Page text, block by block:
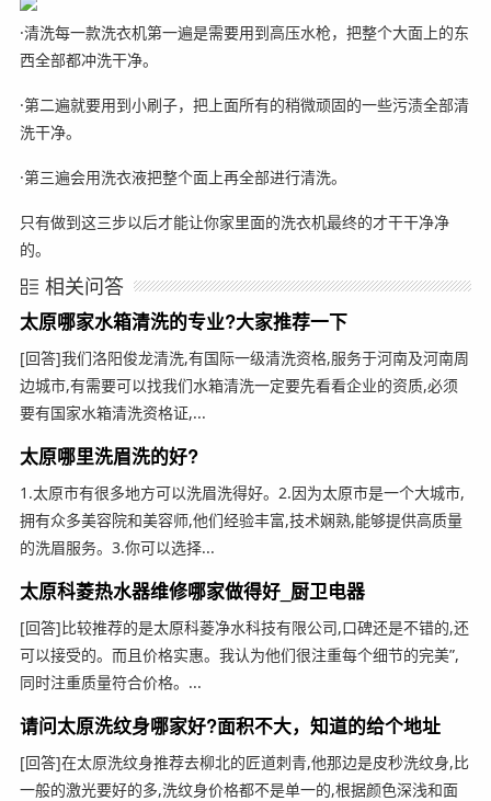
·清洗每一款洗衣机第一遍是需要用到高压水枪，把整个大面上的东
西全部都冲洗干净。
·第二遍就要用到小刷子，把上面所有的稍微顽固的一些污渍全部清
洗干净。
·第三遍会用洗衣液把整个面上再全部进行清洗。
只有做到这三步以后才能让你家里面的洗衣机最终的才干干净净
的。
相关问答
太原哪家水箱清洗的专业?大家推荐一下
[回答]我们洛阳俊龙清洗,有国际一级清洗资格,服务于河南及河南周
边城市,有需要可以找我们水箱清洗一定要先看看企业的资质,必须
要有国家水箱清洗资格证,...
太原哪里洗眉洗的好?
1.太原市有很多地方可以洗眉洗得好。2.因为太原市是一个大城市,
拥有众多美容院和美容师,他们经验丰富,技术娴熟,能够提供高质量
的洗眉服务。3.你可以选择...
太原科菱热水器维修哪家做得好_厨卫电器
[回答]比较推荐的是太原科菱净水科技有限公司,口碑还是不错的,还
可以接受的。而且价格实惠。我认为他们很注重每个细节的完美”,
同时注重质量符合价格。...
请问太原洗纹身哪家好?面积不大，知道的给个地址
[回答]在太原洗纹身推荐去柳北的匠道刺青,他那边是皮秒洗纹身,比
一般的激光要好的多,洗纹身价格都不是单一的,根据颜色深浅和面